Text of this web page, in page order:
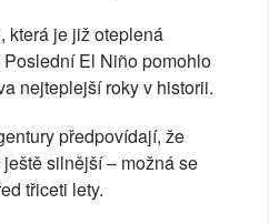
která je již oteplená
El Niño pomohlo
nejteplejší roky v historii.
předpovídají, že
silnější – možná se
třiceti lety.